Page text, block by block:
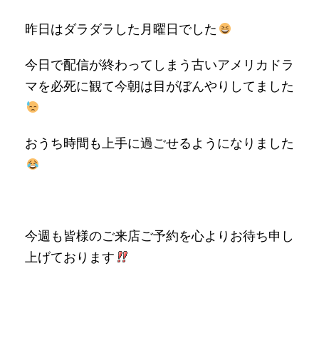
昨日はダラダラした月曜日でした
今日で配信が終わってしまう古いアメリカドラ
マを必死に観て今朝は目がぼんやりしてました
おうち時間も上手に過ごせるようになりました
今週も皆様のご来店ご予約を心よりお待ち申し
上げております